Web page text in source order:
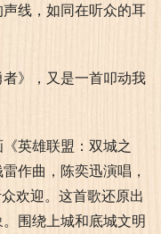
线，如同在听众的耳
》，又是一首叩动我
英雄联盟：双城之
作曲，陈奕迅演唱，
欢迎。这首歌还原出
围绕上城和底城文明